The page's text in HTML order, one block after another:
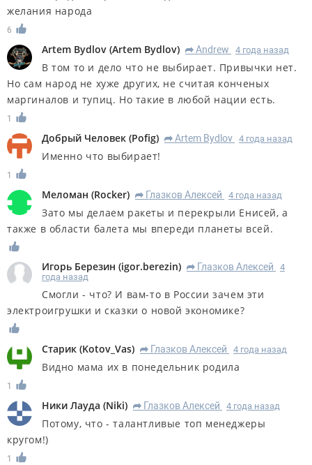
желания народа
6
Artem Bydlov (Artem Bydlov) R Andrew 4 года назад
В том то и дело что не выбирает. Привычки нет.
Но сам народ не хуже других, не считая конченых
маргиналов и тупиц. Но такие в любой нации есть.
1
Добрый Человек (Pofig) R Artem Bydlov 4 года назад
Именно что выбирает!
1
Меломан (Rocker) R Глазков Алексей 4 года назад
Зато мы делаем ракеты и перекрыли Енисей, а
также в области балета мы впереди планеты всей.
Игорь Березин (igor.berezin) R Глазков Алексей
4
года назад
Смогли - что? И вам-то в России зачем эти
электроигрушки и сказки о новой экономике?
Старик (Kotov_Vas) R Глазков Алексей 4 года назад
Видно мама их в понедельник родила
1
Ники Лауда (Niki) R Глазков Алексей 4 года назад
Потому, что - талантливые топ менеджеры
кругом!)
1